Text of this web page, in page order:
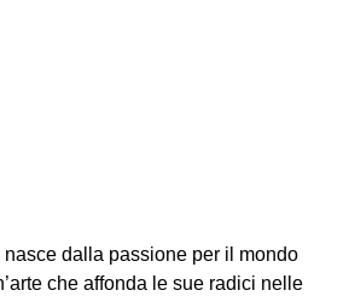
dalla passione per il mondo
che affonda le sue radici nelle